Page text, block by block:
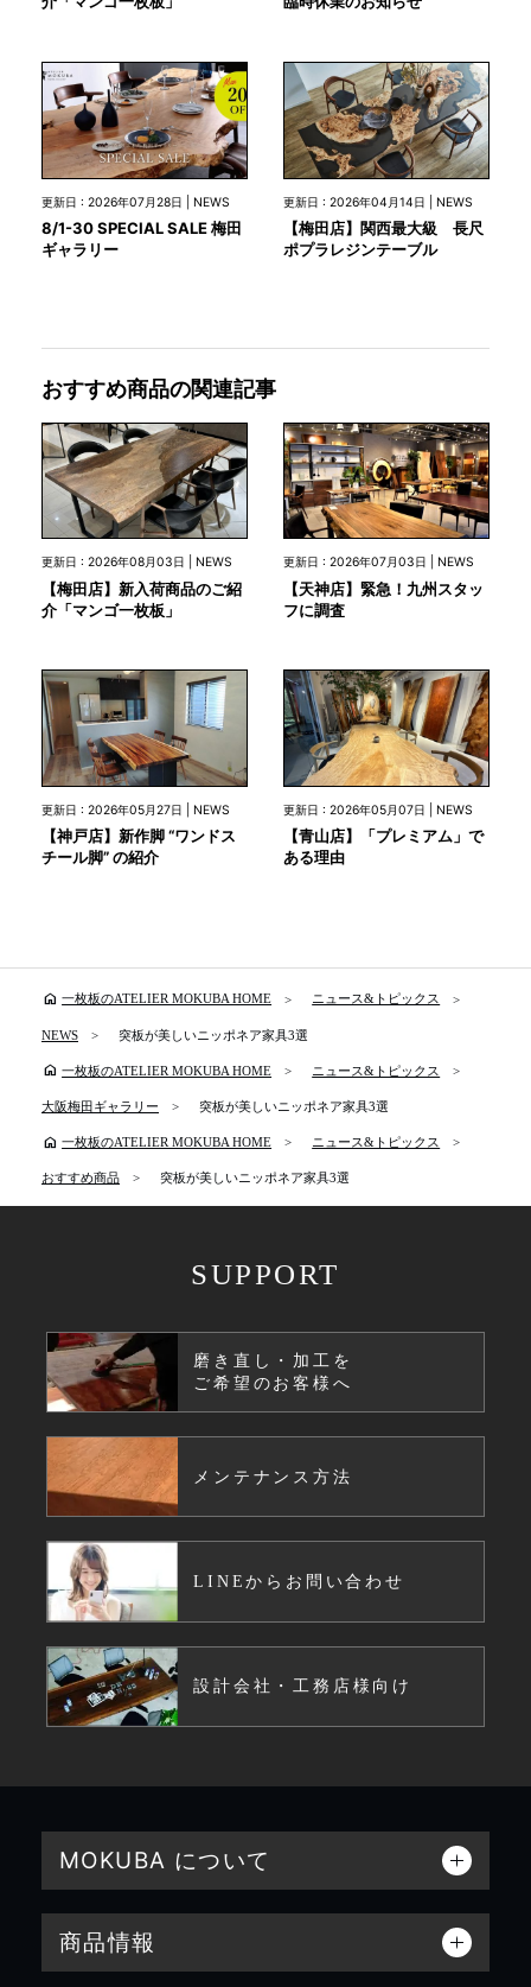
更新日 : 2026年07月28日 | NEWS
8/1-30 SPECIAL SALE 梅田
ギャラリー
更新日 : 2026年04月14日 | NEWS
【梅田店】関西最大級 長尺
ポプラレジンテーブル
おすすめ商品の関連記事
更新日 : 2026年08月03日 | NEWS
【梅田店】新入荷商品のご紹
介「マンゴ一枚板」
更新日 : 2026年07月03日 | NEWS
【天神店】緊急！九州スタッ
フに調査
更新日 : 2026年05月27日 | NEWS
【神戸店】新作脚 “ワンドス
チール脚” の紹介
更新日 : 2026年05月07日 | NEWS
【青山店】「プレミアム」で
ある理由
home 一枚板のATELIER MOKUBA HOME ニュース&トピックス
NEWS 突板が美しいニッポネア家具3選
home 一枚板のATELIER MOKUBA HOME ニュース&トピックス
大阪梅田ギャラリー 突板が美しいニッポネア家具3選
home 一枚板のATELIER MOKUBA HOME ニュース&トピックス
おすすめ商品 突板が美しいニッポネア家具3選
SUPPORT
磨き直し・加工を
ご希望のお客様へ
メンテナンス方法
LINEからお問い合わせ
設計会社・工務店様向け
MOKUBA について
商品情報